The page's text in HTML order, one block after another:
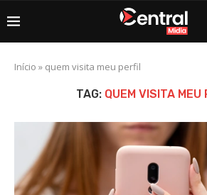
Início » quem visita meu perfil
TAG: QUEM VISITA MEU